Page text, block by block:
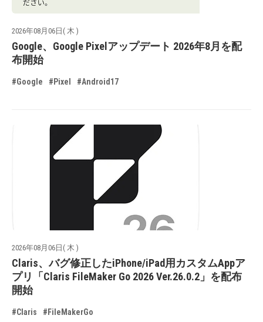
2026年08月06日( 木 )
Google、Google Pixelアップデート 2026年8月を配
布開始
#Google #Pixel #Android17
2026年08月06日( 木 )
Claris、バグ修正したiPhone/iPad用カスタムAppア
プリ「Claris FileMaker Go 2026 Ver.26.0.2」を配布
開始
#Claris #FileMakerGo